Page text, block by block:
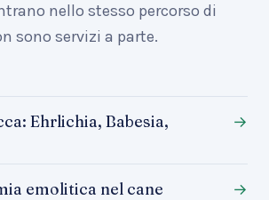
nello stesso percorso di
sono servizi a parte.
Ehrlichia, Babesia,
→
emolitica nel cane →